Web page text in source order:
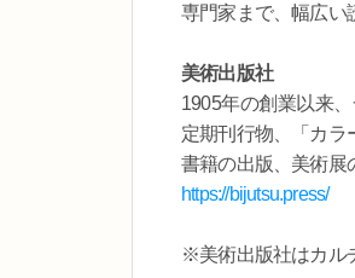
専門家まで、幅広い
美術出版社
1905年の創業以来
定期刊行物、「カラ
書籍の出版、美術展
https://bijutsu.press/
※美術出版社はカル